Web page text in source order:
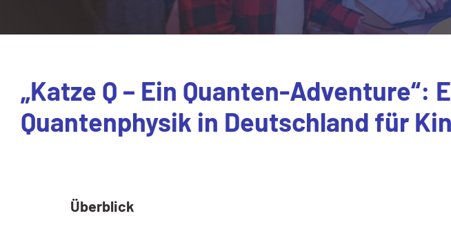
„Katze Q – Ein Quanten-Adventure“:
Quantenphysik in Deutschland für
Überblick